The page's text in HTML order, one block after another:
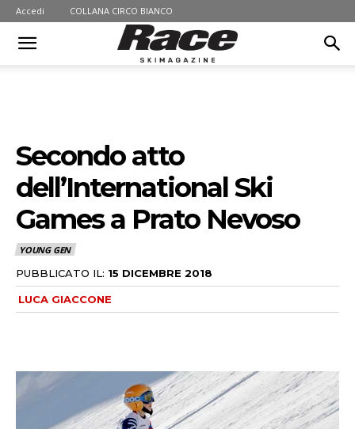
Accedi COLLANA CIRCO BIANCO
Secondo atto
dell’International Ski
Games a Prato Nevoso
YOUNG GEN
PUBBLICATO IL: 15 DICEMBRE 2018
LUCA GIACCONE